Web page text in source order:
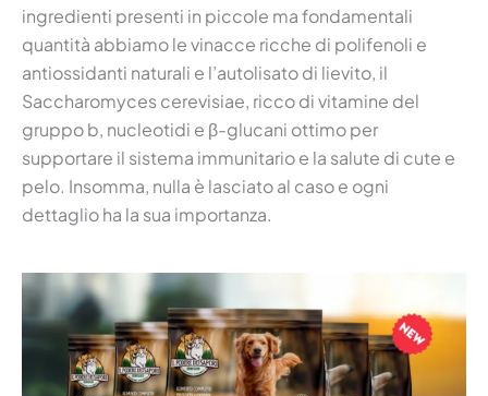
ingredienti presenti in piccole ma fondamentali
quantità abbiamo le vinacce ricche di polifenoli e
antiossidanti naturali e l’autolisato di lievito, il
Saccharomyces cerevisiae, ricco di vitamine del
gruppo b, nucleotidi e β-glucani ottimo per
supportare il sistema immunitario e la salute di cute e
pelo. Insomma, nulla è lasciato al caso e ogni
dettaglio ha la sua importanza.